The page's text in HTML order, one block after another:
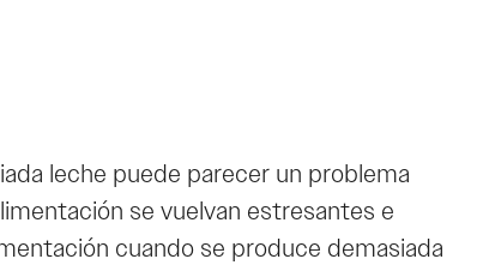
leche puede parecer un problema
se vuelvan estresantes e
cuando se produce demasiada